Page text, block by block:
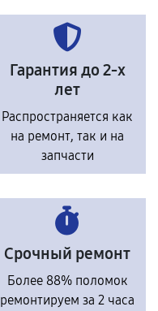
Гарантия до 2-х
лет
Распространяется как
на ремонт, так и на
запчасти
Срочный ремонт
Более 88% поломок
ремонтируем за 2 часа